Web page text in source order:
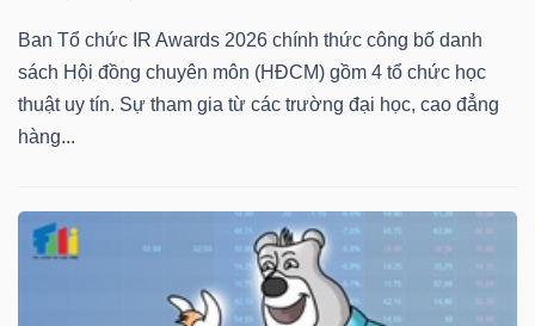
Ban Tổ chức IR Awards 2026 chính thức công bố danh
sách Hội đồng chuyên môn (HĐCM) gồm 4 tổ chức học
thuật uy tín. Sự tham gia từ các trường đại học, cao đẳng
hàng...